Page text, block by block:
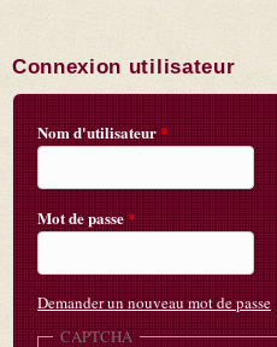
Connexion utilisateur
Nom d'utilisateur*
Mot de passe*
Demander un nouveau mot de passe
CAPTCHA